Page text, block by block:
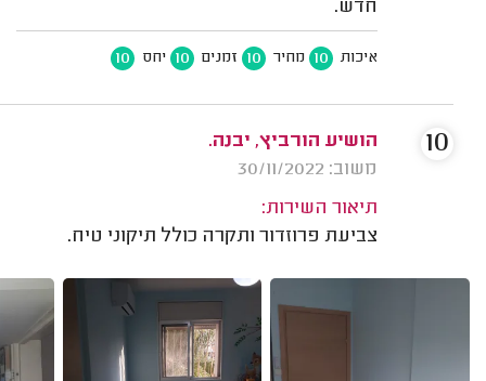
חדש.
איכות 10 מחיר 10 זמנים 10 יחס 10
הושיע הורביץ, יבנה.
משוב: 30/11/2022
תיאור השירות:
צביעת פרוזדור ותקרה כולל תיקוני טיח.
10